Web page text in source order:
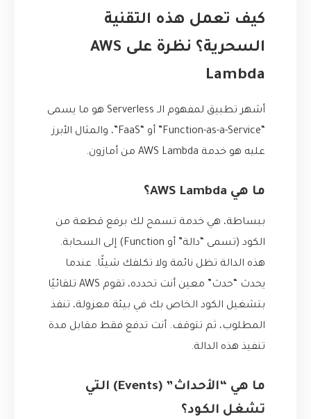
كيف تعمل هذه التقنية
السحرية؟ نظرة على AWS
Lambda
أشهر تطبيق لمفهوم الـ Serverless هو ما يسمى
“Function-as-a-Service” أو “FaaS”، والمثال الأبرز
عليه هو خدمة AWS Lambda من أمازون.
ما هي AWS Lambda؟
ببساطة، هي خدمة تسمح لك برفع قطعة من
الكود (تسمى “دالة” أو Function) إلى السحابة.
هذه الدالة تظل نائمة ولا تكلفك شيئًا. عندما
يحدث “حدث” معين أنت تحدده، تقوم AWS تلقائيًا
بتشغيل الكود الخاص بك في بيئة معزولة، تنفذ
المطلوب، ثم تتوقف. أنت تدفع فقط مقابل مدة
تنفيذ هذه الدالة.
ما هي “الأحداث” (Events) التي
تشغل الكود؟